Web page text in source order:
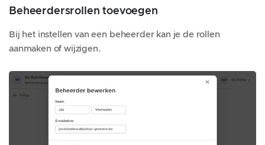
Beheerdersrollen toevoegen
Bij het instellen van een beheerder kan je de rollen
aanmaken of wijzigen.